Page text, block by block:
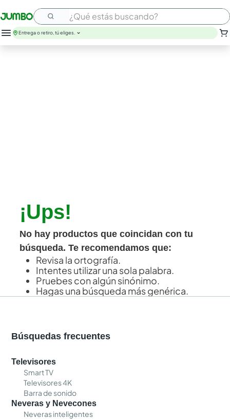
¿Qué estás buscando?
Entrega o retiro, tú eliges.
¡Ups!
No hay productos que coincidan con tu
búsqueda. Te recomendamos que:
Revisa la ortografía.
Intentes utilizar una sola palabra.
Pruebes con algún sinónimo.
Hagas una búsqueda más genérica.
Búsquedas frecuentes
Televisores
Smart TV
Televisores 4K
Barra de sonido
Neveras y Nevecones
Neveras inteligentes